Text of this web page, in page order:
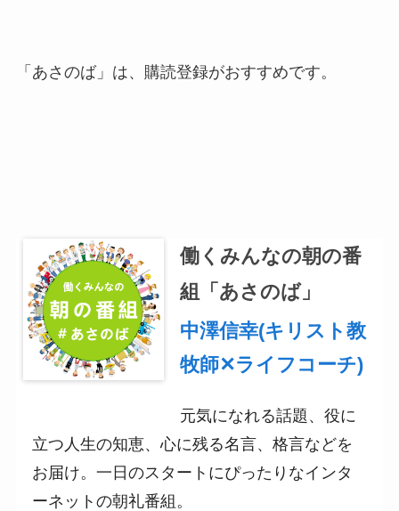
「あさのば」は、購読登録がおすすめです。
働くみんなの朝の番
組「あさのば」
中澤信幸(キリスト教
牧師✕ライフコーチ)
元気になれる話題、役に
立つ人生の知恵、心に残る名言、格言などを
お届け。一日のスタートにぴったりなインタ
ーネットの朝礼番組。